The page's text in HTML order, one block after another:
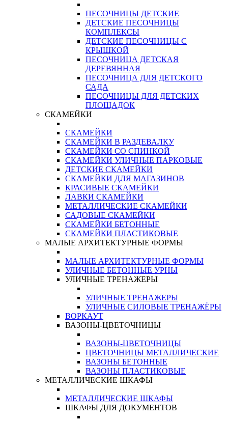
ПЕСОЧНИЦЫ ДЕТСКИЕ
ДЕТСКИЕ ПЕСОЧНИЦЫ
КОМПЛЕКСЫ
ДЕТСКИЕ ПЕСОЧНИЦЫ С
КРЫШКОЙ
ПЕСОЧНИЦА ДЕТСКАЯ
ДЕРЕВЯННАЯ
ПЕСОЧНИЦА ДЛЯ ДЕТСКОГО
САДА
ПЕСОЧНИЦЫ ДЛЯ ДЕТСКИХ
ПЛОЩАДОК
СКАМЕЙКИ
СКАМЕЙКИ
СКАМЕЙКИ В РАЗДЕВАЛКУ
СКАМЕЙКИ СО СПИНКОЙ
СКАМЕЙКИ УЛИЧНЫЕ ПАРКОВЫЕ
ДЕТСКИЕ СКАМЕЙКИ
СКАМЕЙКИ ДЛЯ МАГАЗИНОВ
КРАСИВЫЕ СКАМЕЙКИ
ЛАВКИ СКАМЕЙКИ
МЕТАЛЛИЧЕСКИЕ СКАМЕЙКИ
САДОВЫЕ СКАМЕЙКИ
СКАМЕЙКИ БЕТОННЫЕ
СКАМЕЙКИ ПЛАСТИКОВЫЕ
МАЛЫЕ АРХИТЕКТУРНЫЕ ФОРМЫ
МАЛЫЕ АРХИТЕКТУРНЫЕ ФОРМЫ
УЛИЧНЫЕ БЕТОННЫЕ УРНЫ
УЛИЧНЫЕ ТРЕНАЖЕРЫ
УЛИЧНЫЕ ТРЕНАЖЕРЫ
УЛИЧНЫЕ СИЛОВЫЕ ТРЕНАЖЁРЫ
ВОРКАУТ
ВАЗОНЫ-ЦВЕТОЧНИЦЫ
ВАЗОНЫ-ЦВЕТОЧНИЦЫ
ЦВЕТОЧНИЦЫ МЕТАЛЛИЧЕСКИЕ
ВАЗОНЫ БЕТОННЫЕ
ВАЗОНЫ ПЛАСТИКОВЫЕ
МЕТАЛЛИЧЕСКИЕ ШКАФЫ
МЕТАЛЛИЧЕСКИЕ ШКАФЫ
ШКАФЫ ДЛЯ ДОКУМЕНТОВ